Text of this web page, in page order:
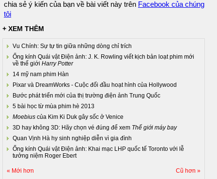
chia sẻ ý kiến của bạn về bài viết này trên Facebook của chúng
tôi
+ XEM THÊM
Vu Chính: Sự tự tin giữa những dòng chỉ trích
Ống kính Quái vật Điện ảnh: J. K. Rowling viết kịch bản loạt phim mới
về thế giới Harry Potter
14 mỹ nam phim Hàn
Pixar và DreamWorks - Cuộc đối đầu hoạt hình của Hollywood
Bước phát triển mới của thị trường điện ảnh Trung Quốc
5 bài học từ mùa phim hè 2013
Moebius của Kim Ki Duk gây sốc ở Venice
3D hay không 3D: Hãy chọn vé đúng để xem Thế giới máy bay
Quan Vịnh Hà hy sinh nghiệp diễn vì gia đình
Ống kính Quái vật Điện ảnh: Khai mạc LHP quốc tế Toronto với lễ
tưởng niệm Roger Ebert
« Mới hơn Cũ hơn »